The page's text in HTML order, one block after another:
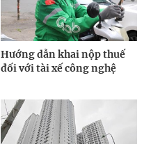
Hướng dẫn khai nộp thuế
đối với tài xế công nghệ